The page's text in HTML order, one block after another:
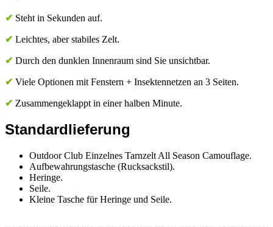
✔ Steht in Sekunden auf.
✔ Leichtes, aber stabiles Zelt.
✔ Durch den dunklen Innenraum sind Sie unsichtbar.
✔ Viele Optionen mit Fenstern + Insektennetzen an 3 Seiten.
✔ Zusammengeklappt in einer halben Minute.
Standardlieferung
Outdoor Club Einzelnes Tarnzelt All Season Camouflage.
Aufbewahrungstasche (Rucksackstil).
Heringe.
Seile.
Kleine Tasche für Heringe und Seile.